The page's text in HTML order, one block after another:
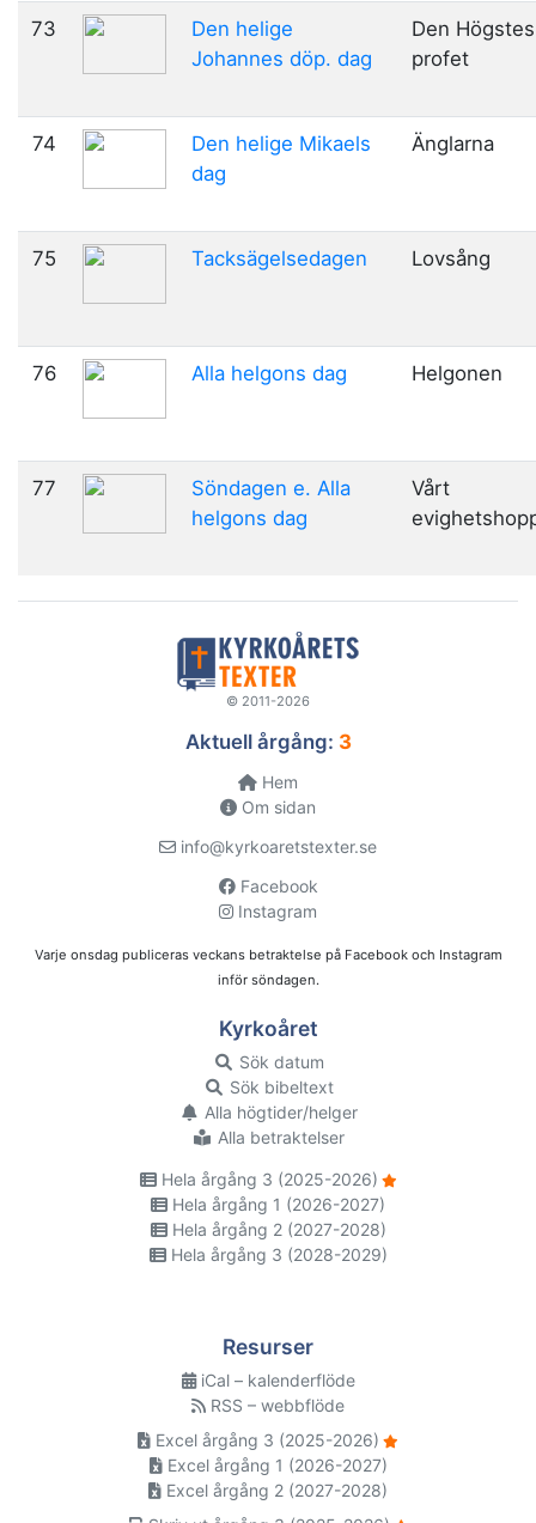
73
Den helige
Johannes döp. dag
Den Högstes
profet
74
Den helige Mikaels
dag
Änglarna
75 Tacksägelsedagen Lovsång
76 Alla helgons dag Helgonen
77
Söndagen e. Alla
helgons dag
Vårt
© 2011-2026
Aktuell årgång: 3
Hem
Om sidan
info@kyrkoaretstexter.se
Facebook
Instagram
Varje onsdag publiceras veckans betraktelse på Facebook och Instagram
inför söndagen.
Kyrkoåret
Sök datum
Sök bibeltext
Alla högtider/helger
Alla betraktelser
Hela årgång 3 (2025-2026)
Hela årgång 1 (2026-2027)
Hela årgång 2 (2027-2028)
Hela årgång 3 (2028-2029)
Resurser
iCal – kalenderflöde
RSS – webbflöde
Excel årgång 3 (2025-2026)
Excel årgång 1 (2026-2027)
Excel årgång 2 (2027-2028)